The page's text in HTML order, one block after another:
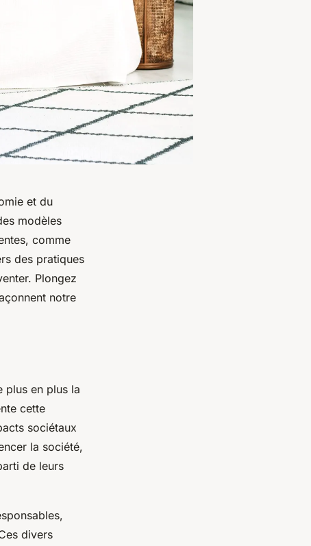
et du
modèles
comme
des pratiques
Plongez
notre
plus en plus la
cette
sociétaux
la société,
de leurs
divers